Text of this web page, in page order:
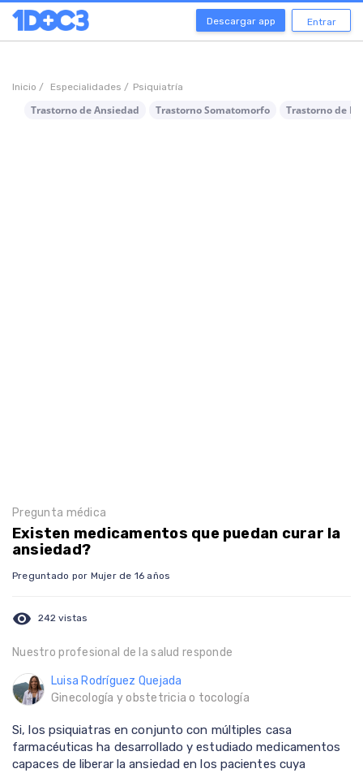
Descargar app Entrar
Inicio / Especialidades / Psiquiatría
Trastorno de Ansiedad Trastorno Somatomorfo Trastorno de
Pregunta médica
Existen medicamentos que puedan curar la
ansiedad?
Preguntado por Mujer de 16 años
visibility 242 vistas
Nuestro profesional de la salud responde
Luisa Rodríguez Quejada
Ginecología y obstetricia o tocología
Si, los psiquiatras en conjunto con múltiples casa
farmacéuticas ha desarrollado y estudiado medicamentos
capaces de liberar la ansiedad en los pacientes cuya